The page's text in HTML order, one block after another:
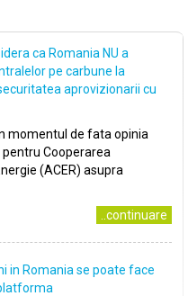
ca Romania NU a
pe carbune la
aprovizionarii cu
momentul de fata opinia
Cooperarea
(ACER) asupra
..continuare
in Romania se poate face